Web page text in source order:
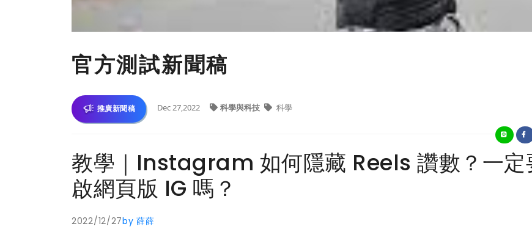
官方測試新聞稿
推廣新聞稿 Dec 27,2022 科學與科技 科學
教學｜Instagram 如何隱藏 Reels 讚數？一定
啟網頁版 IG 嗎？
2022/12/27by 薛薛